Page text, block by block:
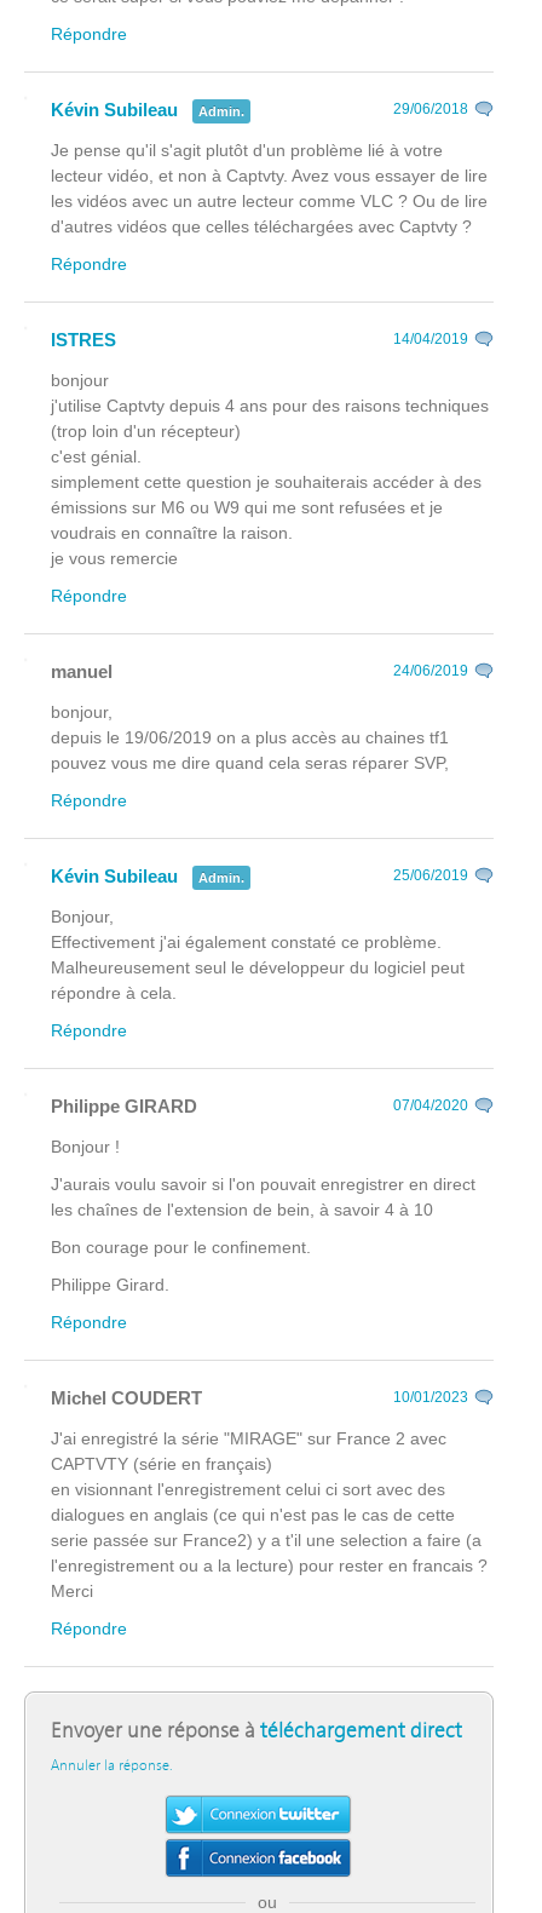
Répondre
Kévin Subileau Admin. 29/06/2018
Je pense qu'il s'agit plutôt d'un problème lié à votre
lecteur vidéo, et non à Captvty. Avez vous essayer de lire
les vidéos avec un autre lecteur comme VLC ? Ou de lire
d'autres vidéos que celles téléchargées avec Captvty ?
Répondre
ISTRES 14/04/2019
bonjour
j'utilise Captvty depuis 4 ans pour des raisons techniques
(trop loin d'un récepteur)
c'est génial.
simplement cette question je souhaiterais accéder à des
émissions sur M6 ou W9 qui me sont refusées et je
voudrais en connaître la raison.
je vous remercie
Répondre
manuel 24/06/2019
bonjour,
depuis le 19/06/2019 on a plus accès au chaines tf1
pouvez vous me dire quand cela seras réparer SVP,
Répondre
Kévin Subileau Admin. 25/06/2019
Bonjour,
Effectivement j'ai également constaté ce problème.
Malheureusement seul le développeur du logiciel peut
répondre à cela.
Répondre
Philippe GIRARD 07/04/2020
Bonjour !
J'aurais voulu savoir si l'on pouvait enregistrer en direct
les chaînes de l'extension de bein, à savoir 4 à 10
Bon courage pour le confinement.
Philippe Girard.
Répondre
Michel COUDERT 10/01/2023
J'ai enregistré la série "MIRAGE" sur France 2 avec
CAPTVTY (série en français)
en visionnant l'enregistrement celui ci sort avec des
dialogues en anglais (ce qui n'est pas le cas de cette
serie passée sur France2) y a t'il une selection a faire (a
l'enregistrement ou a la lecture) pour rester en francais ?
Merci
Répondre
Envoyer une réponse à téléchargement direct
Annuler la réponse.
ou